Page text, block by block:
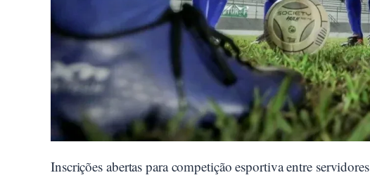
Inscrições abertas para competição esportiva entre servidores